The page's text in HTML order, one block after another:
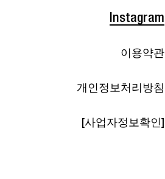
Instagram
이용약관
개인정보처리방침
[사업자정보확인]